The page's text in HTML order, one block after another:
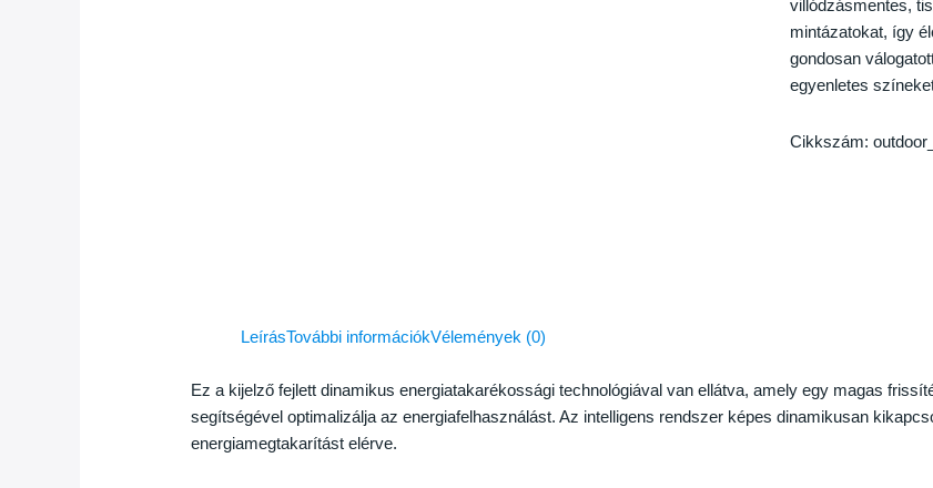
villódzásmentes,
mintázatokat, így
gondosan
egyenletes
Cikkszám:
LeírásTovábbi információkVélemények (0)
Ez a kijelző fejlett dinamikus energiatakarékossági technológiával van ellátva, amely egy magas
segítségével optimalizálja az energiafelhasználást. Az intelligens rendszer képes dinamikusan
energiamegtakarítást elérve.